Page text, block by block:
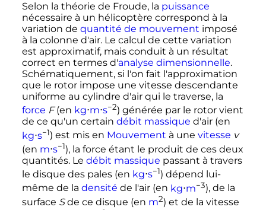
Selon la théorie de Froude, la puissance
nécessaire à un hélicoptère correspond à la
variation de quantité de mouvement imposé
à la colonne d'air. Le calcul de cette variation
est approximatif, mais conduit à un résultat
correct en termes d'analyse dimensionnelle.
Schématiquement, si l'on fait l'approximation
que le rotor impose une vitesse descendante
uniforme au cylindre d'air qui le traverse, la
force F(en kg⋅m⋅s−2) générée par le rotor vient
de ce qu'un certain débit massique d'air (en
kg⋅s−1) est mis en Mouvement à une vitesse v
(en m⋅s−1), la force étant le produit de ces deux
quantités. Le débit massique passant à travers
le disque des pales (en kg⋅s−1) dépend lui-
même de la densité de l'air (en kg⋅m−3), de la
surface Sde ce disque (en m2) et de la vitesse